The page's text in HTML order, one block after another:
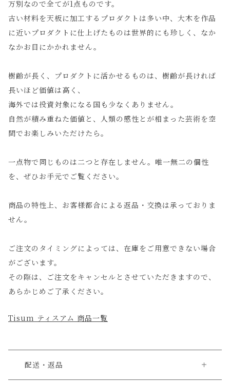
万別なので全てが1点ものです。
古い材料を天板に加工するプロダクトは多い中、大木を作品
に近いプロダクトに仕上げたものは世界的にも珍しく、なか
なかお目にかかれません。
樹齢が長く、プロダクトに活かせるものは、樹齢が長ければ
長いほど価値は高く、
海外では投資対象になる国も少なくありません。
自然が積み重ねた価値と、人類の感性とが相まった芸術を空
間でお楽しみいただけたら。
一点物で同じものは二つと存在しません。唯一無二の個性
を、ぜひお手元でご覧ください。
商品の特性上、お客様都合による返品・交換は承っておりま
せん。
ご注文のタイミングによっては、在庫をご用意できない場合
がございます。
その際は、ご注文をキャンセルとさせていただきますので、
あらかじめご了承ください。
Tisum ティスアム 商品一覧
配送・返品